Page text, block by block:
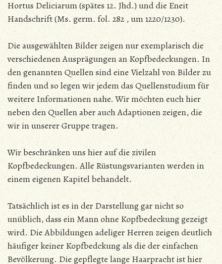
Hortus Deliciarum (spätes 12. Jhd.) und die Eneit
Handschrift (Ms. germ. fol. 282 , um 1220/1230).
Die ausgewählten Bilder zeigen nur exemplarisch die
verschiedenen Ausprägungen an Kopfbedeckungen. In
den genannten Quellen sind eine Vielzahl von Bilder zu
finden und so legen wir jedem das Quellenstudium für
weitere Informationen nahe. Wir möchten euch hier
neben den Quellen aber auch Adaptionen zeigen, die
wir in unserer Gruppe tragen.
Wir beschränken uns hier auf die zivilen
Kopfbedeckungen. Alle Rüstungsvarianten werden in
einem eigenen Kapitel behandelt.
Tatsächlich ist es in der Darstellung gar nicht so
unüblich, dass ein Mann ohne Kopfbedeckung gezeigt
wird. Die Abbildungen adeliger Herren zeigen deutlich
häufiger keiner Kopfbedckung als die der einfachen
Bevölkerung. Die gepflegte lange Haarpracht ist hier